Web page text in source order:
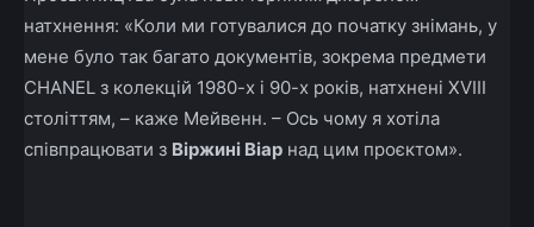
натхнення: «Коли ми готувалися до початку знімань, у
мене було так багато документів, зокрема предмети
CHANEL з колекцій 1980-х і 90-х років, натхнені XVIII
століттям, – каже Мейвенн. – Ось чому я хотіла
співпрацювати з Віржині Віар над цим проєктом».